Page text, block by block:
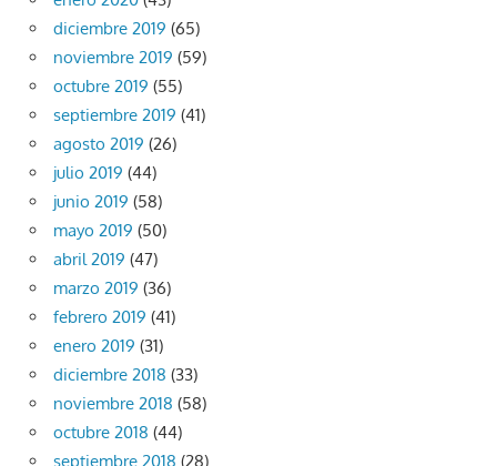
diciembre 2019 (65)
noviembre 2019 (59)
octubre 2019 (55)
septiembre 2019 (41)
agosto 2019 (26)
julio 2019 (44)
junio 2019 (58)
mayo 2019 (50)
abril 2019 (47)
marzo 2019 (36)
febrero 2019 (41)
enero 2019 (31)
diciembre 2018 (33)
noviembre 2018 (58)
octubre 2018 (44)
septiembre 2018 (28)